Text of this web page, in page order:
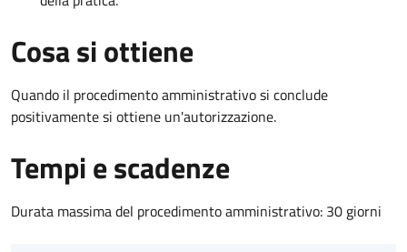
Cosa si ottiene
Quando il procedimento amministrativo si conclude
positivamente si ottiene un'autorizzazione.
Tempi e scadenze
Durata massima del procedimento amministrativo: 30 giorni